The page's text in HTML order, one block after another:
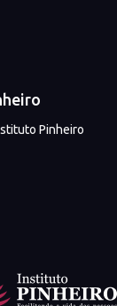
Pinheiro